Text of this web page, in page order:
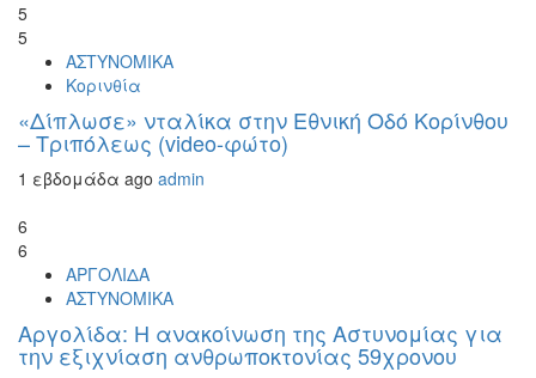
5
5
ΑΣΤΥΝΟΜΙΚΑ
Κορινθία
«Δίπλωσε» νταλίκα στην Εθνική Oδό Κορίνθου
– Τριπόλεως (video-φώτο)
1 εβδομάδα ago admin
6
6
ΑΡΓΟΛΙΔΑ
ΑΣΤΥΝΟΜΙΚΑ
Αργολίδα: Η ανακοίνωση της Αστυνομίας για
την εξιχνίαση ανθρωποκτονίας 59χρονου